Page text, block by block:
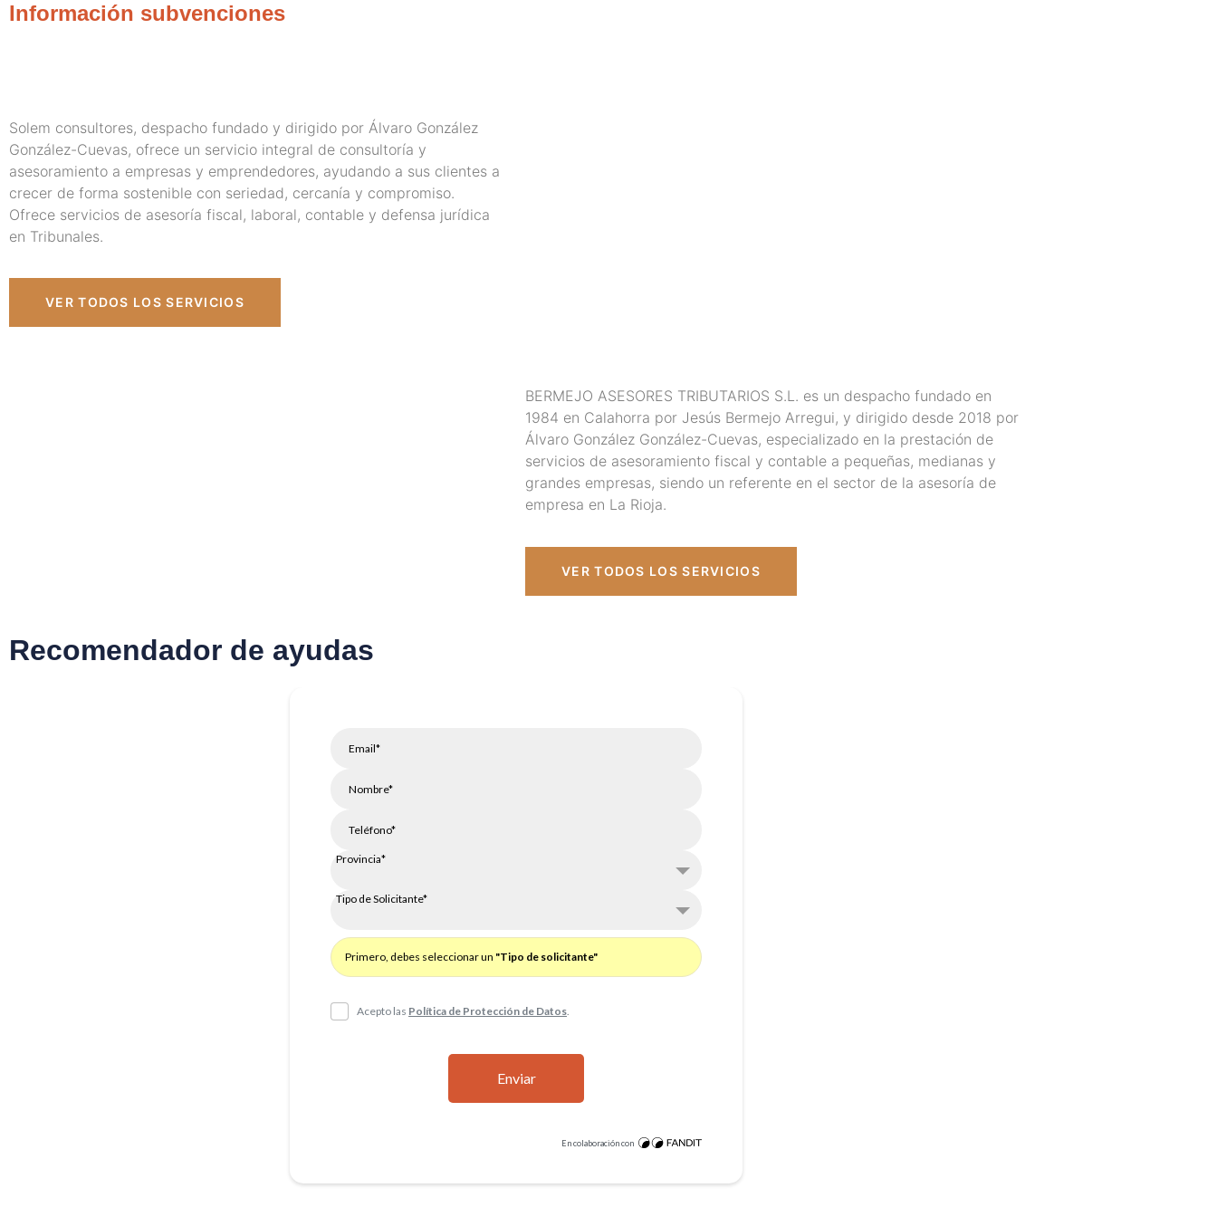
Información subvenciones
Solem consultores, despacho fundado y dirigido por Álvaro González
González-Cuevas, ofrece un servicio integral de consultoría y
asesoramiento a empresas y emprendedores, ayudando a sus clientes a
crecer de forma sostenible con seriedad, cercanía y compromiso.
Ofrece servicios de asesoría fiscal, laboral, contable y defensa jurídica
en Tribunales.
VER TODOS LOS SERVICIOS
BERMEJO ASESORES TRIBUTARIOS S.L. es un despacho fundado en
1984 en Calahorra por Jesús Bermejo Arregui, y dirigido desde 2018 por
Álvaro González González-Cuevas, especializado en la prestación de
servicios de asesoramiento fiscal y contable a pequeñas, medianas y
grandes empresas, siendo un referente en el sector de la asesoría de
empresa en La Rioja.
VER TODOS LOS SERVICIOS
Recomendador de ayudas